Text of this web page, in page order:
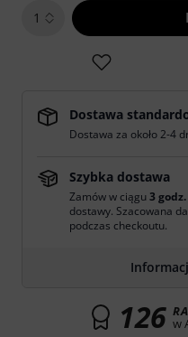
1
Dostawa
Dostawa za około 2-4
Szybka dostawa
Zamów w ciągu3
dostawy. Szacowana
podczas checkoutu.
126 w